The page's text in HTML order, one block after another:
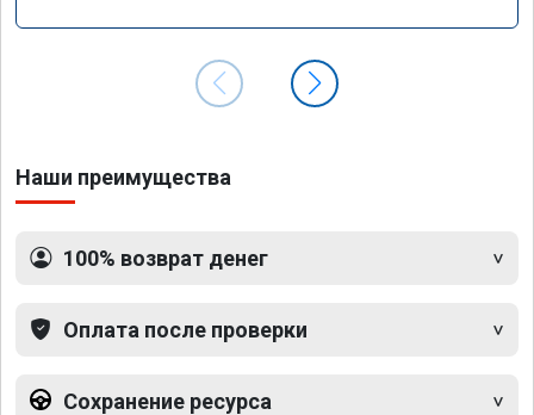
Наши преимущества
100% возврат денег
Оплата после проверки
Сохранение ресурса